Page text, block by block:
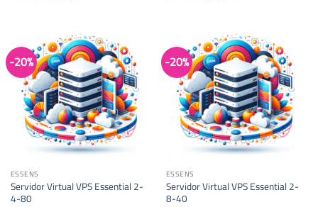
€19.68. €26.09.
-20%
ESSENS
Servidor Virtual VPS Essential 2-
4-80
-20%
ESSENS
Servidor Virtual VPS Essential 2-
8-40